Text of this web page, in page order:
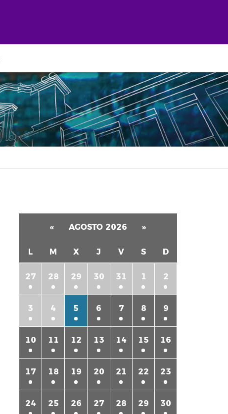
« AGOSTO 2026 »
L M X J V S D
27 28 29 30 31 1 2
3 4 5 6 7 8 9
10 11 12 13 14 15 16
17 18 19 20 21 22 23
24 25 26 27 28 29 30